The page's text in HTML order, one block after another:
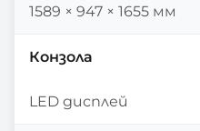
1589 × 947 × 1655 мм
Конзола
LED дисплей